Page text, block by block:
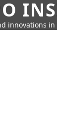
innovations in